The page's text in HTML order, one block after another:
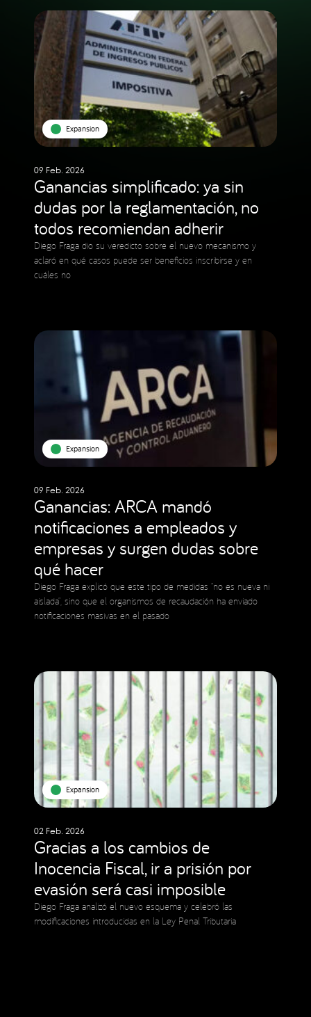
Expansion
09 Feb. 2026
Ganancias simplificado: ya sin
dudas por la reglamentación, no
todos recomiendan adherir
Diego Fraga dio su veredicto sobre el nuevo mecanismo y
aclaró en qué casos puede ser beneficios inscribirse y en
cuáles no
Expansion
09 Feb. 2026
Ganancias: ARCA mandó
notificaciones a empleados y
empresas y surgen dudas sobre
qué hacer
Diego Fraga explicó que este tipo de medidas “no es nueva ni
aislada”, sino que el organismos de recaudación ha enviado
notificaciones masivas en el pasado
Expansion
02 Feb. 2026
Gracias a los cambios de
Inocencia Fiscal, ir a prisión por
evasión será casi imposible
Diego Fraga analizó el nuevo esquema y celebró las
modificaciones introducidas en la Ley Penal Tributaria